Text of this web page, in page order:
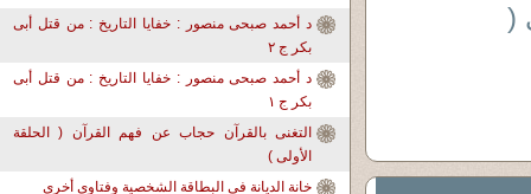
(
د أحمد صبحى منصور : خفايا التاريخ : من قتل أبى
بكر ج ٢
د أحمد صبحى منصور : خفايا التاريخ : من قتل أبى
بكر ج ١
التغنى بالقرآن حجاب عن فهم القرآن ( الحلقة
الأولى )
خانة الديانة فى البطاقة الشخصية وفتاوى أخرى